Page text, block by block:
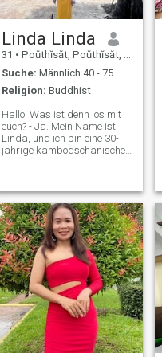
du mehr über mich wissen
willst, bitte kontaktiere mich
und Nachricht 💕🙏
Linda Linda
31 • Poŭthĭsăt, Poŭthĭsăt, Kambodscha
Suche: Männlich 40 - 75
Religion: Buddhist
Hallo! Was ist denn los mit
euch? - Ja. Mein Name ist
Linda, und ich bin eine 30-
jährige kambodschanische
die vielleicht nicht viel sagt,
aber ihre Liebe durch Taten
und Aufrichtigkeit ausdrückt.
Ich arbeite als Make-up-
Künstlerin und leite auch ein
kleines Geschäft von zu
Hause aus. Ich bin eine
Witwe, und obwohl ich noch
keine Kinder habe, bin ich
bereit, mein Herz wieder zu
öffnen und eine liebevolle,
friedliche Zukunft mit einem
freundlichen und
respektvollen Mann